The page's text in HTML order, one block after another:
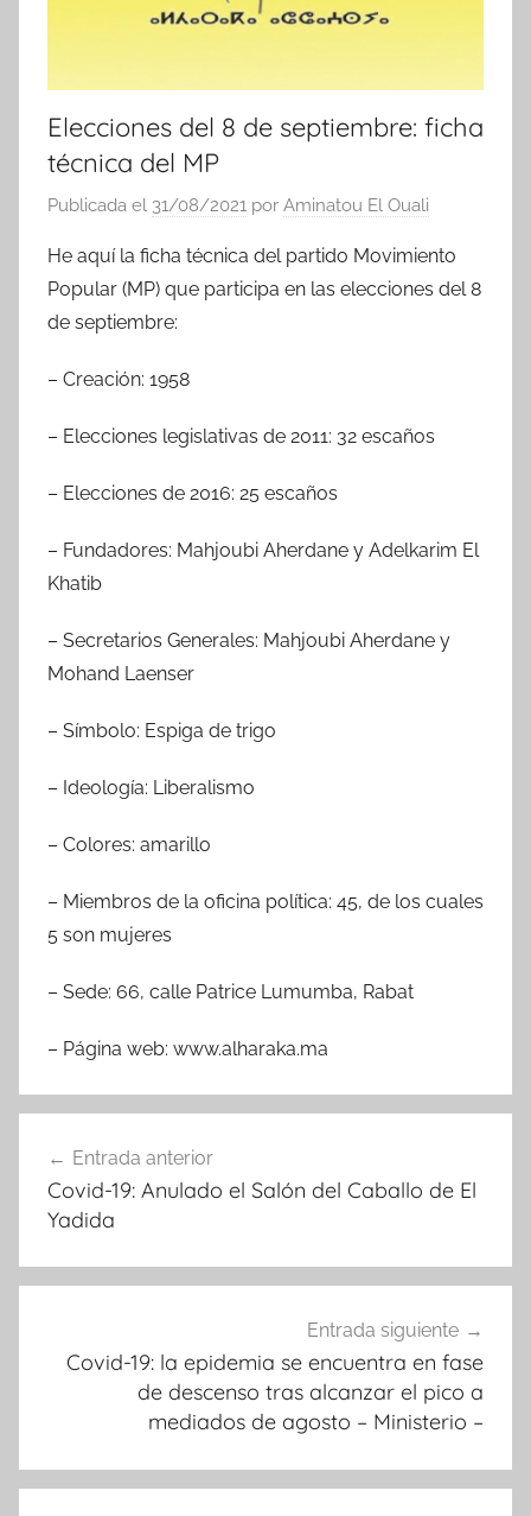
Elecciones del 8 de septiembre: ficha
técnica del MP
Publicada el 31/08/2021 por Aminatou El Ouali
He aquí la ficha técnica del partido Movimiento
Popular (MP) que participa en las elecciones del 8
de septiembre:
– Creación: 1958
– Elecciones legislativas de 2011: 32 escaños
– Elecciones de 2016: 25 escaños
– Fundadores: Mahjoubi Aherdane y Adelkarim El
Khatib
– Secretarios Generales: Mahjoubi Aherdane y
Mohand Laenser
– Símbolo: Espiga de trigo
– Ideología: Liberalismo
– Colores: amarillo
– Miembros de la oficina política: 45, de los cuales
5 son mujeres
– Sede: 66, calle Patrice Lumumba, Rabat
– Página web: www.alharaka.ma
de
entradas
Entrada anterior
Covid-19: Anulado el Salón del Caballo de El
Yadida
Entrada siguiente
Covid-19: la epidemia se encuentra en fase
de descenso tras alcanzar el pico a
mediados de agosto – Ministerio –